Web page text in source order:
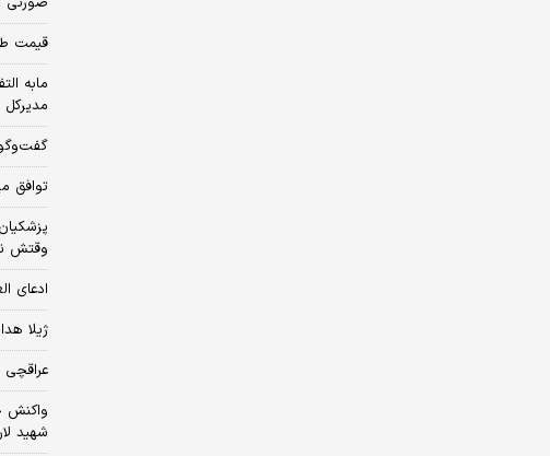
قیمت طلا امروز
مابه
توافق مهم در جده/ ۳
وقتش
ادعای
ژیلا
واکنش
شهید